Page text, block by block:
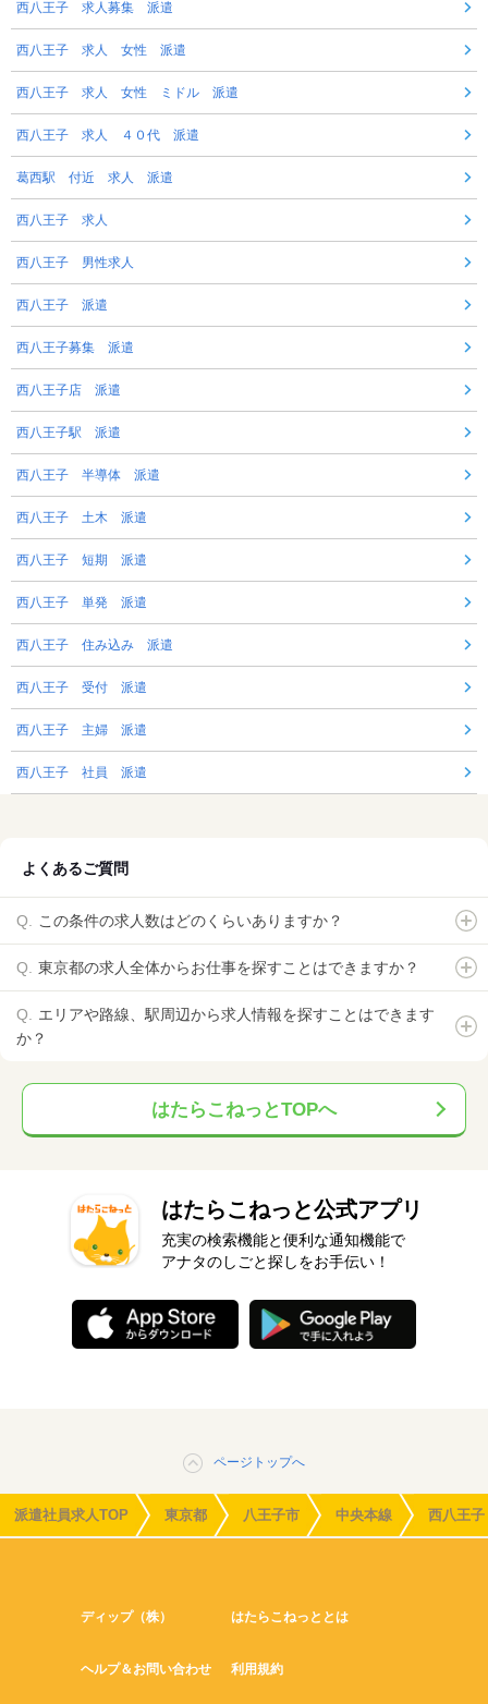
西八王子 求人募集 派遣
西八王子 求人 女性 派遣
西八王子 求人 女性 ミドル 派遣
西八王子 求人 ４０代 派遣
葛西駅 付近 求人 派遣
西八王子 求人
西八王子 男性求人
西八王子 派遣
西八王子募集 派遣
西八王子店 派遣
西八王子駅 派遣
西八王子 半導体 派遣
西八王子 土木 派遣
西八王子 短期 派遣
西八王子 単発 派遣
西八王子 住み込み 派遣
西八王子 受付 派遣
西八王子 主婦 派遣
西八王子 社員 派遣
よくあるご質問
この条件の求人数はどのくらいありますか？
東京都の求人全体からお仕事を探すことはできますか？
エリアや路線、駅周辺から求人情報を探すことはできます
か？
はたらこねっとTOPへ
はたらこねっと公式アプリ
充実の検索機能と便利な通知機能で
アナタのしごと探しをお手伝い！
ページトップへ
派遣社員求人TOP 東京都 八王子市 中央本線 西八王子
ディップ（株） はたらこねっととは
ヘルプ＆お問い合わせ 利用規約